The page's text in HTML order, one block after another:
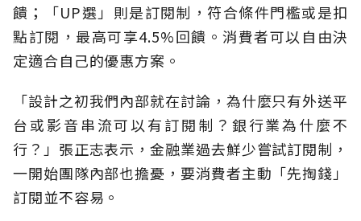
饋；「UP選」則是訂閱制，符合條件門檻或是扣
點訂閱，最高可享4.5%回饋。消費者可以自由決
定適合自己的優惠方案。
「設計之初我們內部就在討論，為什麼只有外送平
台或影音串流可以有訂閱制？銀行業為什麼不
行？」張正志表示，金融業過去鮮少嘗試訂閱制，
一開始團隊內部也擔憂，要消費者主動「先掏錢」
訂閱並不容易。